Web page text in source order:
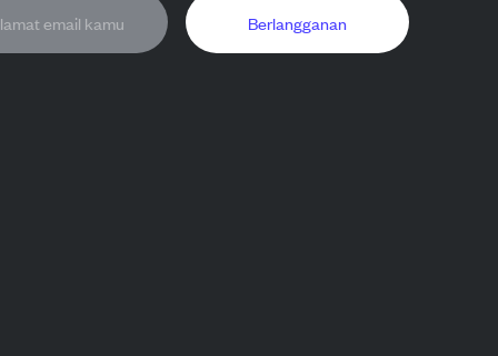
Berlangganan